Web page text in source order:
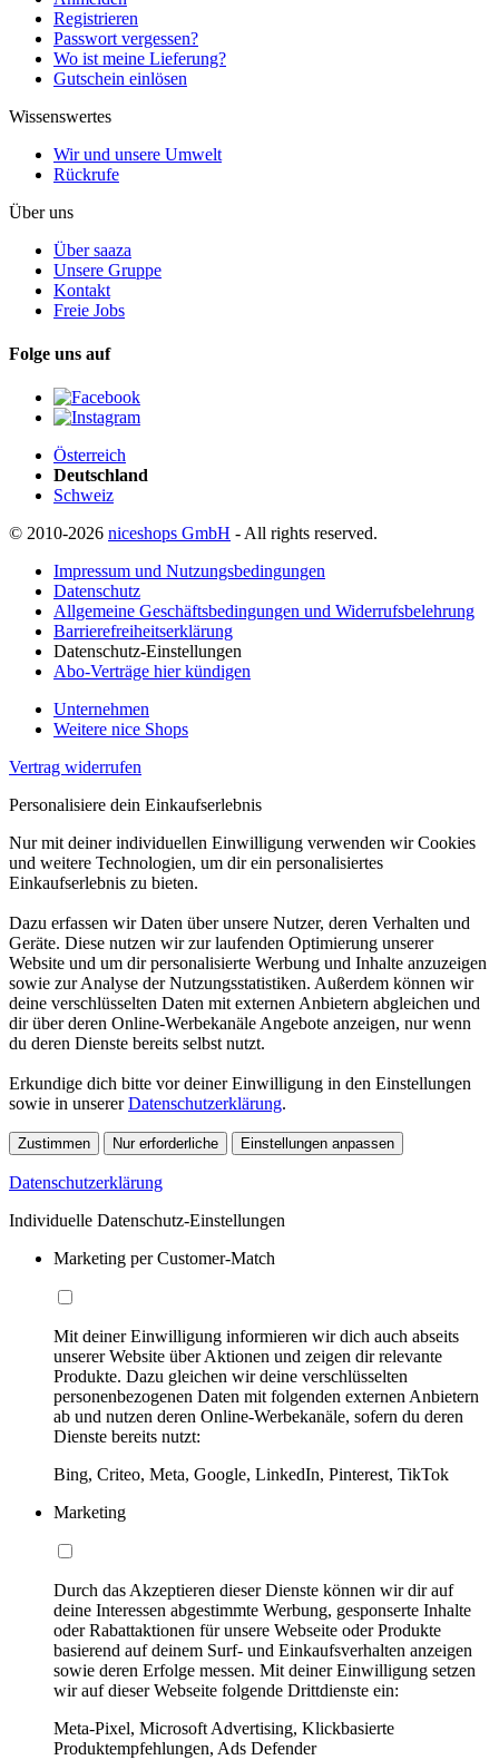
Registrieren
Passwort vergessen?
Wo ist meine Lieferung?
Gutschein einlösen
Wissenswertes
Wir und unsere Umwelt
Rückrufe
Über uns
Über saaza
Unsere Gruppe
Kontakt
Freie Jobs
Folge uns auf
Österreich
Deutschland
Schweiz
© 2010-2026 niceshops GmbH - All rights reserved.
Impressum und Nutzungsbedingungen
Datenschutz
Allgemeine Geschäftsbedingungen und Widerrufsbelehrung
Barrierefreiheitserklärung
Datenschutz-Einstellungen
Abo-Verträge hier kündigen
Unternehmen
Weitere nice Shops
Vertrag widerrufen
Personalisiere dein Einkaufserlebnis
Nur mit deiner individuellen Einwilligung verwenden wir Cookies
und weitere Technologien, um dir ein personalisiertes
Einkaufserlebnis zu bieten.
Dazu erfassen wir Daten über unsere Nutzer, deren Verhalten und
Geräte. Diese nutzen wir zur laufenden Optimierung unserer
Website und um dir personalisierte Werbung und Inhalte anzuzeigen
sowie zur Analyse der Nutzungsstatistiken. Außerdem können wir
deine verschlüsselten Daten mit externen Anbietern abgleichen und
dir über deren Online-Werbekanäle Angebote anzeigen, nur wenn
du deren Dienste bereits selbst nutzt.
Erkundige dich bitte vor deiner Einwilligung in den Einstellungen
sowie in unsererDatenschutzerklärung.
Zustimmen Nur erforderliche Einstellungen anpassen
Datenschutzerklärung
Individuelle Datenschutz-Einstellungen
Marketing per Customer-Match
Mit deiner Einwilligung informieren wir dich auch abseits
unserer Website über Aktionen und zeigen dir relevante
Produkte. Dazu gleichen wir deine verschlüsselten
personenbezogenen Daten mit folgenden externen Anbietern
ab und nutzen deren Online-Werbekanäle, sofern du deren
Dienste bereits nutzt:
Bing, Criteo, Meta, Google, LinkedIn, Pinterest, TikTok
Marketing
Durch das Akzeptieren dieser Dienste können wir dir auf
deine Interessen abgestimmte Werbung, gesponserte Inhalte
oder Rabattaktionen für unsere Webseite oder Produkte
basierend auf deinem Surf- und Einkaufsverhalten anzeigen
sowie deren Erfolge messen. Mit deiner Einwilligung setzen
wir auf dieser Webseite folgende Drittdienste ein:
Meta-Pixel, Microsoft Advertising, Klickbasierte
Produktempfehlungen, Ads Defender